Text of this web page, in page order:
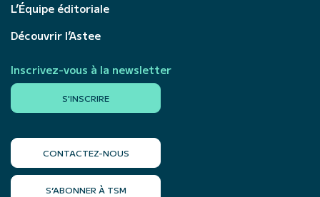
L’Équipe éditoriale
Découvrir l’Astee
Inscrivez-vous à la newsletter
S'INSCRIRE
CONTACTEZ-NOUS
S’ABONNER À TSM